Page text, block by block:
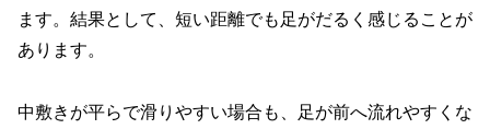
ます。結果として、短い距離でも足がだるく感じることが
あります。
中敷きが平らで滑りやすい場合も、足が前へ流れやすくな